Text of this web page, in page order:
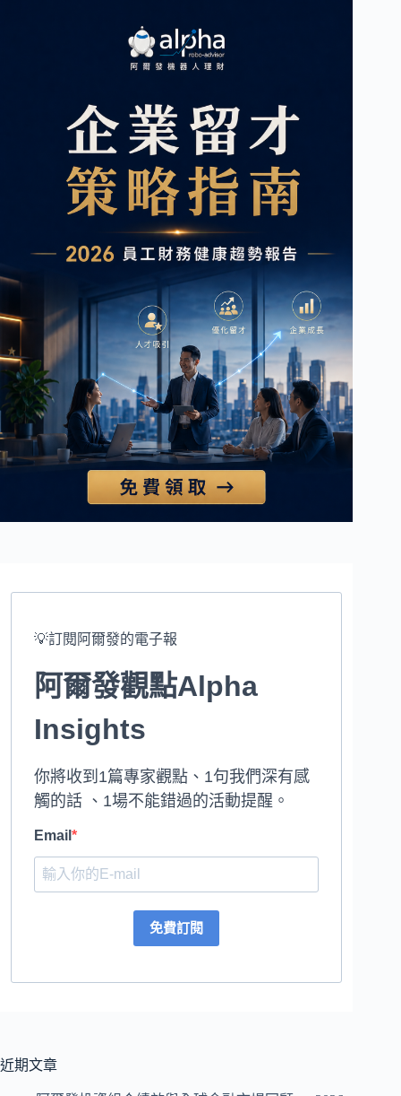
💡訂閱阿爾發的電子報
阿爾發觀點Alpha
Insights
你將收到1篇專家觀點、1句我們深有感
觸的話 、1場不能錯過的活動提醒。
Email
免費訂閱
近期文章